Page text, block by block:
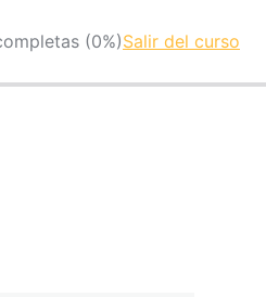
(0%)Salir del curso